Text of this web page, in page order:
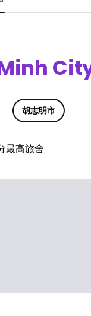
胡志明市
最高旅舍